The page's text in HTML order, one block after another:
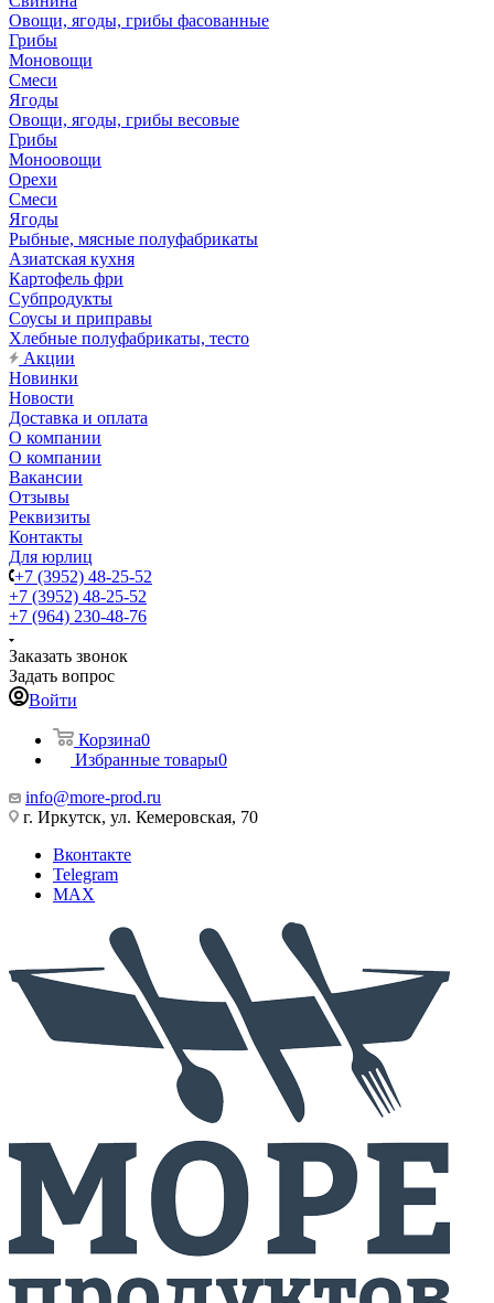
Овощи, ягоды, грибы фасованные
Грибы
Моновощи
Смеси
Ягоды
Овощи, ягоды, грибы весовые
Грибы
Моноовощи
Орехи
Смеси
Ягоды
Рыбные, мясные полуфабрикаты
Азиатская кухня
Картофель фри
Субпродукты
Соусы и приправы
Хлебные полуфабрикаты, тесто
Акции
Новинки
Новости
Доставка и оплата
О компании
О компании
Вакансии
Отзывы
Реквизиты
Контакты
Для юрлиц
+7 (3952) 48-25-52
+7 (3952) 48-25-52
+7 (964) 230-48-76
Заказать звонок
Задать вопрос
Войти
Корзина0
Избранные товары0
info@more-prod.ru
г. Иркутск, ул. Кемеровская, 70
Вконтакте
Telegram
MAX